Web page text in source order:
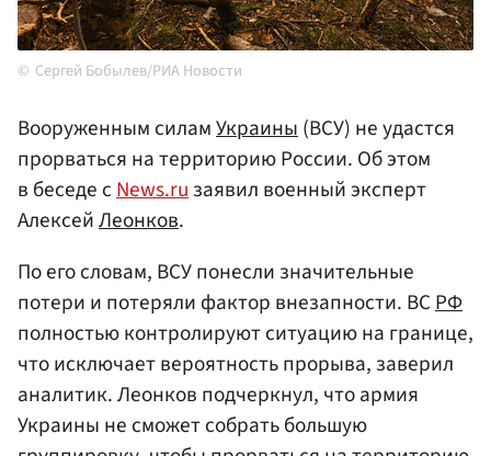
Сергей Бобылев/РИА Новости
Вооруженным силамУкраины(ВСУ) не удастся
прорваться на территорию России. Об этом
в беседе сNews.ruзаявил военный эксперт
АлексейЛеонков.
По его словам, ВСУ понесли значительные
потери и потеряли фактор внезапности. ВСРФ
полностью контролируют ситуацию на границе,
что исключает вероятность прорыва, заверил
аналитик. Леонков подчеркнул, что армия
Украины не сможет собрать большую